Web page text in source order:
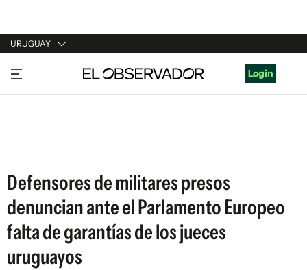
URUGUAY
URUGUAY
ARGENTINA
Login
Defensores de militares presos
denuncian ante el Parlamento Europeo
falta de garantías de los jueces
uruguayos